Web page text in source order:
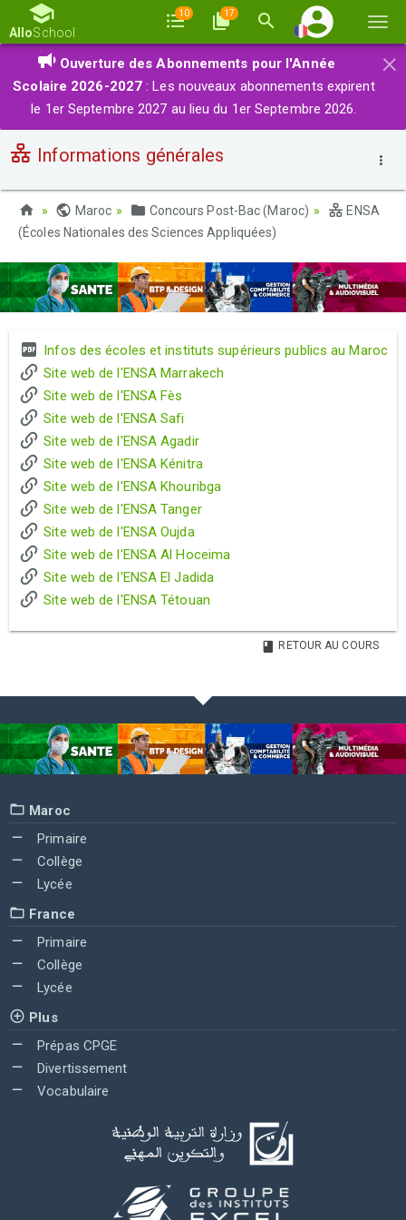
la
AlloSchool
10 17
×
Ouverture des Abonnements pour l'Année
Scolaire 2026-2027 : Les nouveaux abonnements expirent
le 1er Septembre 2027 au lieu du 1er Septembre 2026.
Informations générales
Maroc Concours Post-Bac (Maroc)
ENSA
(Écoles Nationales des Sciences Appliquées)
Infos des écoles et instituts supérieurs publics au Maroc
Site web de l'ENSA Marrakech
Site web de l'ENSA Fès
Site web de l'ENSA Safi
Site web de l'ENSA Agadir
Site web de l'ENSA Kénitra
Site web de l'ENSA Khouribga
Site web de l'ENSA Tanger
Site web de l'ENSA Oujda
Site web de l'ENSA Al Hoceima
Site web de l'ENSA El Jadida
Site web de l'ENSA Tétouan
RETOUR AU COURS
Maroc
Primaire
Collège
Lycée
France
Primaire
Collège
Lycée
Plus
Prépas CPGE
Divertissement
Vocabulaire